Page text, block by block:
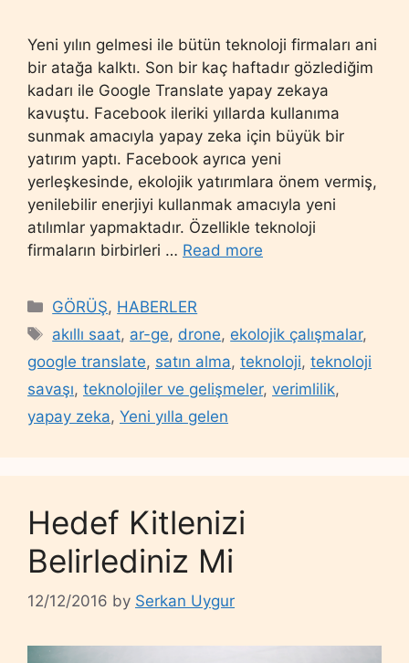
Yeni yılın gelmesi ile bütün teknoloji firmaları ani
bir atağa kalktı. Son bir kaç haftadır gözlediğim
kadarı ile Google Translate yapay zekaya
kavuştu. Facebook ileriki yıllarda kullanıma
sunmak amacıyla yapay zeka için büyük bir
yatırım yaptı. Facebook ayrıca yeni
yerleşkesinde, ekolojik yatırımlara önem vermiş,
yenilebilir enerjiyi kullanmak amacıyla yeni
atılımlar yapmaktadır. Özellikle teknoloji
firmaların birbirleri … Read more
Categories
GÖRÜŞ, HABERLER
Tags
akıllı saat, ar-ge, drone, ekolojik çalışmalar,
google translate, satın alma, teknoloji, teknoloji
savaşı, teknolojiler ve gelişmeler, verimlilik,
yapay zeka, Yeni yılla gelen
Hedef Kitlenizi
Belirlediniz Mi
12/12/2016 by Serkan Uygur